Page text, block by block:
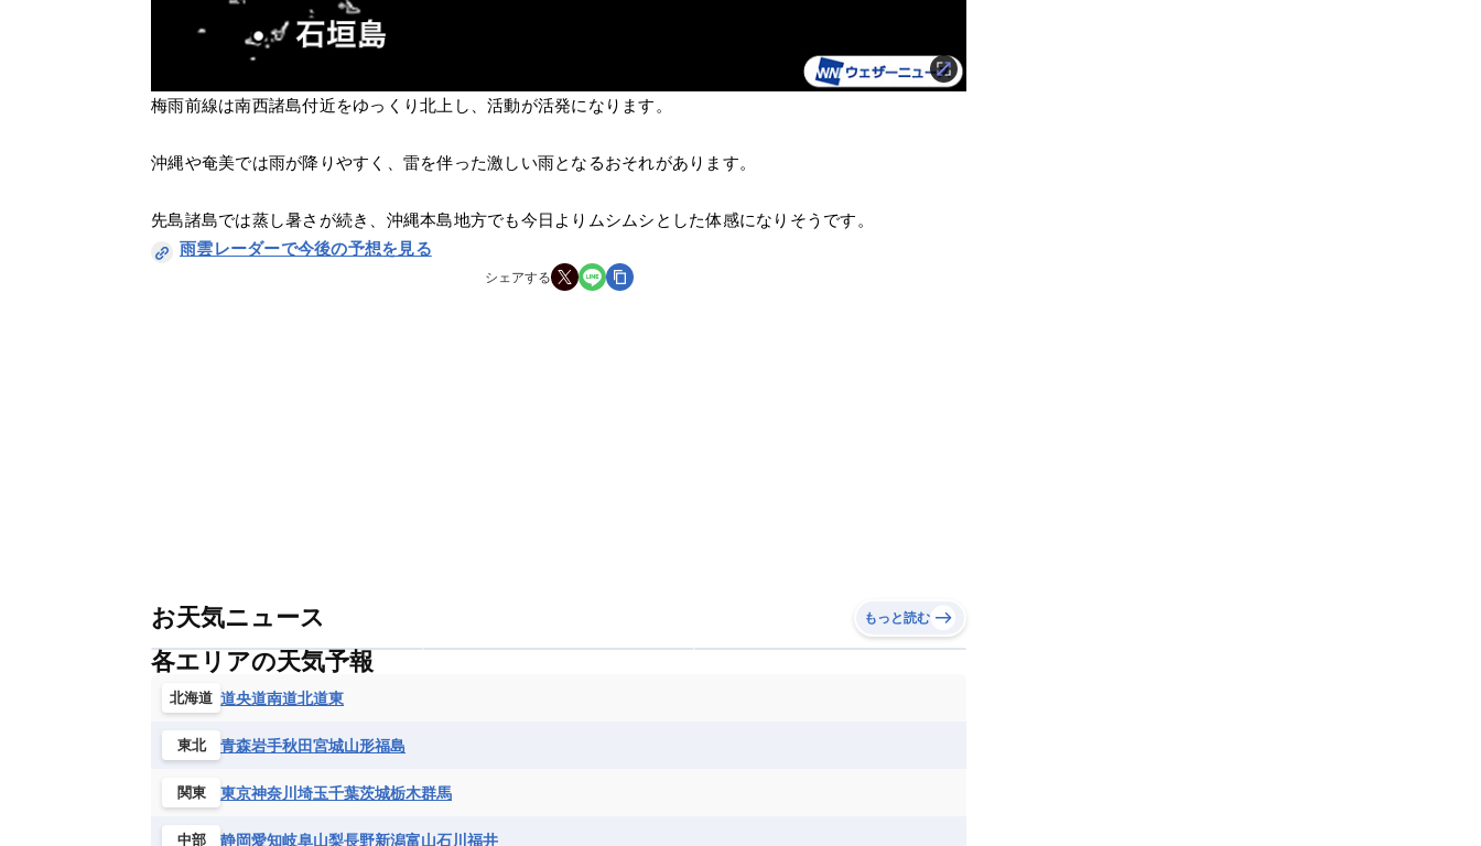
梅雨前線は南西諸島付近をゆっくり北上し、活動が活発になります。
沖縄や奄美では雨が降りやすく、雷を伴った激しい雨となるおそれがあります。
先島諸島では蒸し暑さが続き、沖縄本島地方でも今日よりムシムシとした体感になりそうです。
雨雲レーダーで今後の予想を見る
シェアする
お天気ニュース もっと読む
各エリアの天気予報
北海道 道央道南道北道東
東北 青森岩手秋田宮城山形福島
関東 東京神奈川 埼玉千葉茨城栃木群馬
中部 静岡愛知岐阜山梨長野新潟富山石川 福井